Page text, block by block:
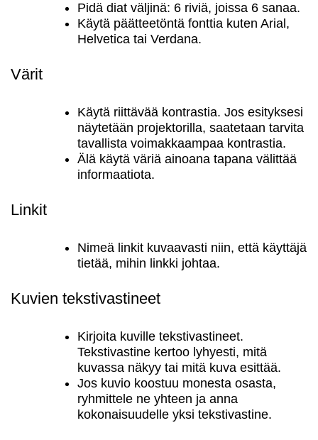
Pidä diat väljinä: 6 riviä, joissa 6 sanaa.
Käytä päätteetöntä fonttia kuten Arial,
Helvetica tai Verdana.
Värit
Käytä riittävää kontrastia. Jos esityksesi
näytetään projektorilla, saatetaan tarvita
tavallista voimakkaampaa kontrastia.
Älä käytä väriä ainoana tapana välittää
informaatiota.
Linkit
Nimeä linkit kuvaavasti niin, että käyttäjä
tietää, mihin linkki johtaa.
Kuvien tekstivastineet
Kirjoita kuville tekstivastineet.
Tekstivastine kertoo lyhyesti, mitä
kuvassa näkyy tai mitä kuva esittää.
Jos kuvio koostuu monesta osasta,
ryhmittele ne yhteen ja anna
kokonaisuudelle yksi tekstivastine.